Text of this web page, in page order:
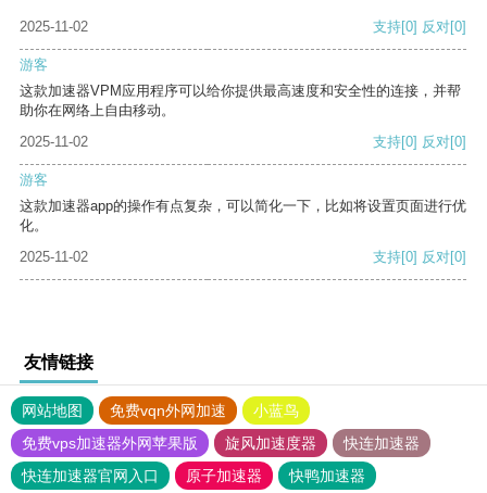
2025-11-02 支持[0] 反对[0]
游客
这款加速器VPM应用程序可以给你提供最高速度和安全性的连接，并帮
助你在网络上自由移动。
2025-11-02
支持[0] 反对[0]
游客
这款加速器app的操作有点复杂，可以简化一下，比如将设置页面进行优
化。
2025-11-02
支持[0] 反对[0]
友情链接
网站地图 免费vqn外网加速
小蓝鸟
免费vps加速器外网苹果版
旋风加速度器
快连加速器
快连加速器官网入口
原子加速器 快鸭加速器